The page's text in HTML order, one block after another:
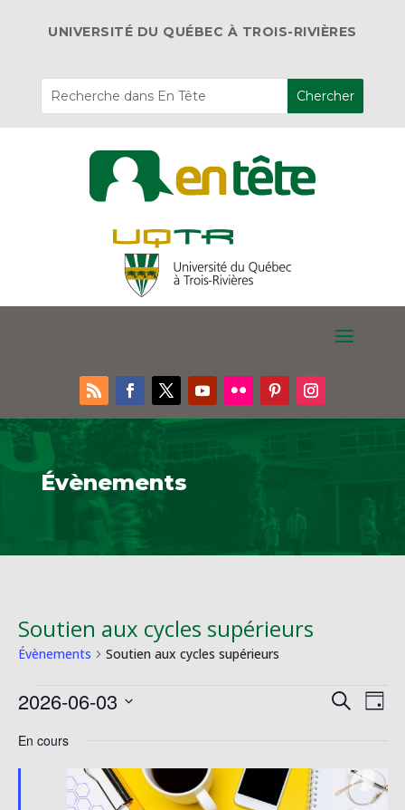
UNIVERSITÉ DU QUÉBEC À TROIS-RIVIÈRES
Évènements
Soutien aux cycles supérieurs
Évènements Soutien aux cycles supérieurs
Évènements
3
juin
2026
de
vues
Recherche
de
Jour
2026-06-03
une
date.
En cours